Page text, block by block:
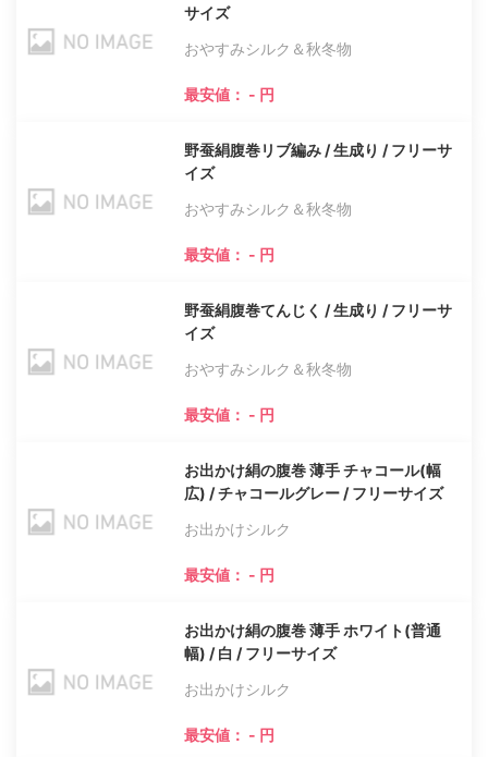
サイズ
おやすみシルク＆秋冬物
最安値： - 円
野蚕絹腹巻リブ編み / 生成り / フリーサ
イズ
おやすみシルク＆秋冬物
最安値： - 円
野蚕絹腹巻てんじく / 生成り / フリーサ
イズ
おやすみシルク＆秋冬物
最安値： - 円
お出かけ絹の腹巻 薄手 チャコール(幅
広) / チャコールグレー / フリーサイズ
お出かけシルク
最安値： - 円
お出かけ絹の腹巻 薄手 ホワイト(普通
幅) / 白 / フリーサイズ
お出かけシルク
最安値： - 円